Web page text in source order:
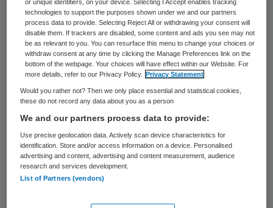
De tarieven in de geestelijke
gezondheidszorg (ggz) worden niet met
terugwerkende kracht aangepast. Wel
biedt de Nederlandse Zorgautoriteit (NZa)
zorgaanbieders en zorgverzekeraars de
mogelijkheid om voor 2017 een hersteltarief
af te spreken. De NZa komt met deze
oplossing nadat het College van Beroep
voor het bedrijfsleven (CBb) klachten van
zorgverzekeraars over de tarieven deels
gegrond verklaarde.
or unique identifiers, on your device. Selecting I Accept enables tracking
technologies to support the purposes shown under we and our partners
process data to provide. Selecting Reject All or withdrawing your consent will
disable them. If trackers are disabled, some content and ads you see may not
be as relevant to you. You can resurface this menu to change your choices or
withdraw consent at any time by clicking the Manage Preferences link on the
bottom of the webpage. Your choices will have effect within our Website. For
more details, refer to our Privacy Policy.
Privacy Statement
Would you rather not? Then we only place essential and statistical cookies,
these do not record any data about you as a person
We and our partners process data to provide:
Use precise geolocation data. Actively scan device characteristics for
identification. Store and/or access information on a device. Personalised
advertising and content, advertising and content measurement, audience
research and services development.
List of Partners (vendors)